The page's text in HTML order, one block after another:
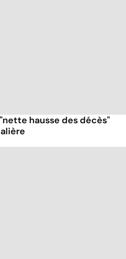
hausse des décès"